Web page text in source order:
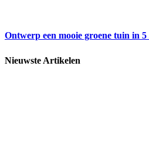
Ontwerp een mooie groene tuin in 5
Nieuwste Artikelen